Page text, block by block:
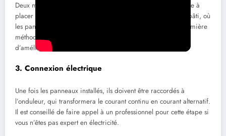
Deux méthodes s’offrent à vous : la surimposition, qui consiste à
placer les panneaux au-dessus des tuiles, et l’intégration au bâti, où
les panneaux remplacent une partie de la couverture. La première
méthode est moins invasive, tandis que la seconde permet
d’améliorer l’isolation.
3. Connexion électrique
Une fois les panneaux installés, ils doivent être raccordés à
l’onduleur, qui transformera le courant continu en courant alternatif.
Il est conseillé de faire appel à un professionnel pour cette étape si
vous n’êtes pas expert en électricité.